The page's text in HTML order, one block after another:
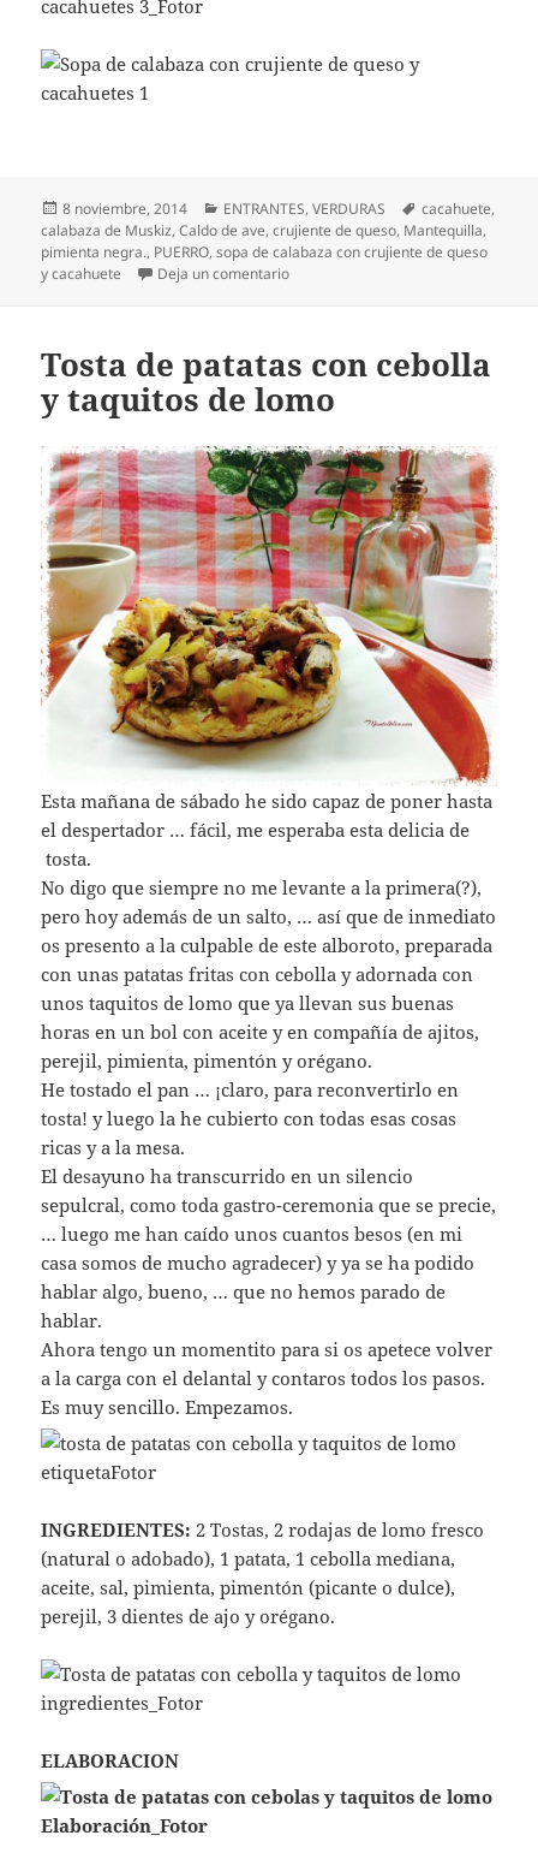
Publicado
el
8 noviembre, 2014 Categorías
ENTRANTES,VERDURAS Etiquetas
cacahuete,
calabaza de Muskiz,Caldo de ave,crujiente de queso, Mantequilla,
pimienta negra., PUERRO,sopa de calabaza con crujiente de queso
y cacahuete
Deja un comentarioen Sopa de calabaza con crujiente
Tosta de patatas con cebolla
y taquitos de lomo
Esta mañana de sábado he sido capaz de poner hasta
el despertador … fácil, me esperaba esta delicia de
tosta.
No digo que siempre no me levante a la primera(?),
pero hoy además de un salto, … así que de inmediato
os presento a la culpable de este alboroto, preparada
con unas patatas fritas con cebolla y adornada con
unos taquitos de lomo que ya llevan sus buenas
horas en un bol con aceite y en compañía de ajitos,
perejil, pimienta, pimentón y orégano.
He tostado el pan … ¡claro, para reconvertirlo en
tosta! y luego la he cubierto con todas esas cosas
ricas y a la mesa.
El desayuno ha transcurrido en un silencio
sepulcral, como toda gastro-ceremonia que se precie,
… luego me han caído unos cuantos besos (en mi
casa somos de mucho agradecer) y ya se ha podido
hablar algo, bueno, … que no hemos parado de
hablar.
Ahora tengo un momentito para si os apetece volver
a la carga con el delantal y contaros todos los pasos.
Es muy sencillo. Empezamos.
INGREDIENTES: 2 Tostas, 2 rodajas de lomo fresco
(natural o adobado), 1 patata, 1 cebolla mediana,
aceite, sal, pimienta, pimentón (picante o dulce),
perejil, 3 dientes de ajo y orégano.
ELABORACION